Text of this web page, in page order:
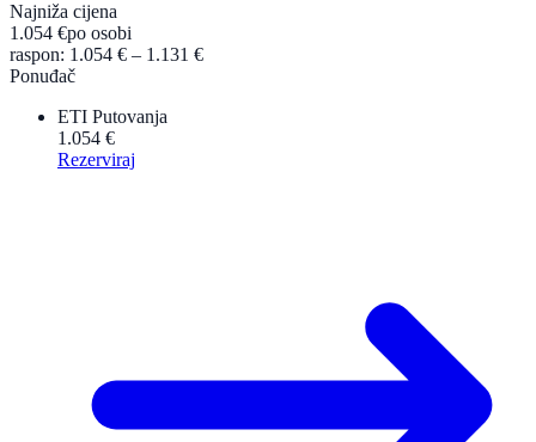
Najniža cijena
1.054 €po osobi
raspon: 1.054 € – 1.131 €
Ponuđač
ETI Putovanja
1.054 €
Rezerviraj